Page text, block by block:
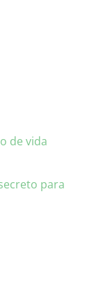
de vida
para